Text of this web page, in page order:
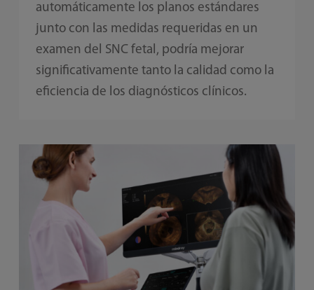
automáticamente los planos estándares
junto con las medidas requeridas en un
examen del SNC fetal, podría mejorar
significativamente tanto la calidad como la
eficiencia de los diagnósticos clínicos.